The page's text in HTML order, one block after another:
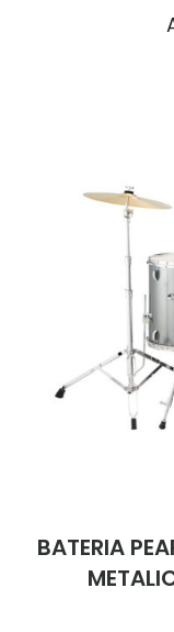
BATERIA